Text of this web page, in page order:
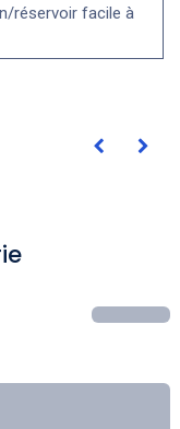
réservoir facile à